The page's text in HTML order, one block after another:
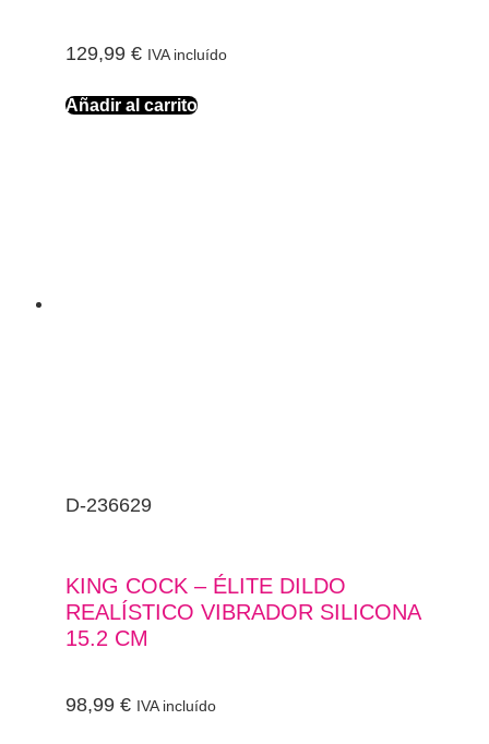
129,99 € IVA incluído
Añadir al carrito
D-236629
KING COCK – ÉLITE DILDO
REALÍSTICO VIBRADOR SILICONA
15.2 CM
98,99 € IVA incluído